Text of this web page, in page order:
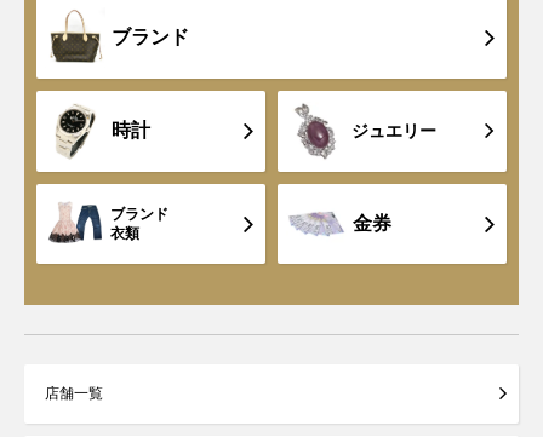
ブランド
時計 ジュエリー
ブランド
衣類
金券
店舗一覧